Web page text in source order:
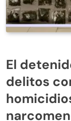
El
delitos